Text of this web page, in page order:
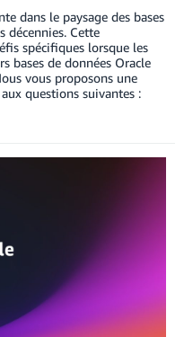
dans le paysage des bases
décennies. Cette
spécifiques lorsque les
bases de données Oracle
vous proposons une
questions suivantes :